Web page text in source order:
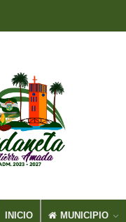
INICIO MUNICIPIO